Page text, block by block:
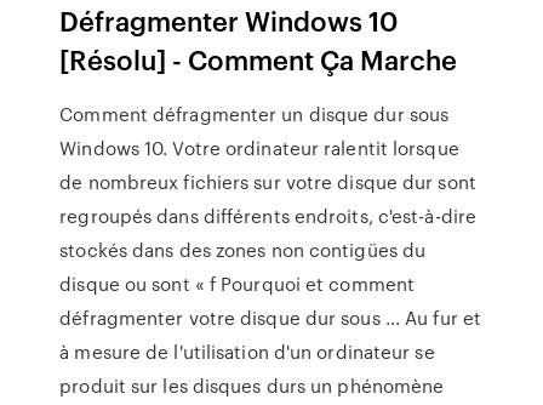
Défragmenter Windows 10
[Résolu] - Comment Ça Marche
Comment défragmenter un disque dur sous
Windows 10. Votre ordinateur ralentit lorsque
de nombreux fichiers sur votre disque dur sont
regroupés dans différents endroits, c'est-à-dire
stockés dans des zones non contigües du
disque ou sont « f Pourquoi et comment
défragmenter votre disque dur sous ... Au fur et
à mesure de l'utilisation d'un ordinateur se
produit sur les disques durs un phénomène